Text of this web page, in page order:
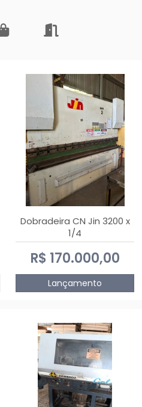
Dobradeira CN Jin 3200 x
1/4
R$ 170.000,00
Lançamento